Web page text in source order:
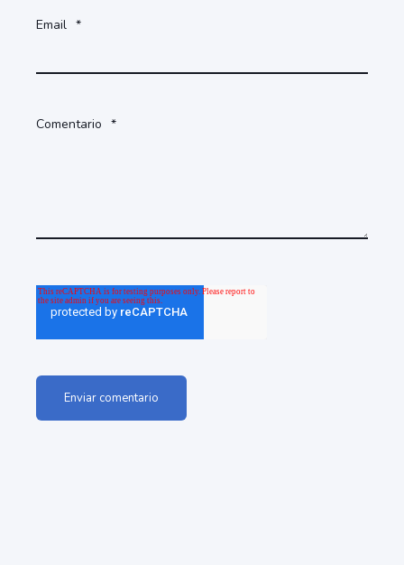
Email *
Comentario *